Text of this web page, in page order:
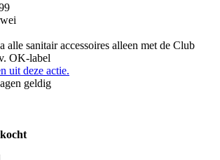
alle sanitair accessoires alleen met de Club
OK-label
uit deze actie.
geldig